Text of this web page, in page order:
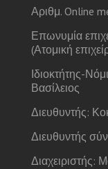
Αριθμ. Online
Επωνυμία
(Ατομική
Ιδιοκτήτης-
Βασίλειος
Διευθυντής:
Διευθυντής
Διαχειριστής: